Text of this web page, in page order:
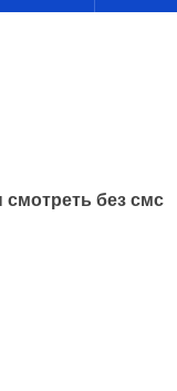
смотреть без смс